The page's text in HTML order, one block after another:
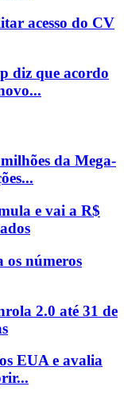
acesso do CV
diz que acordo
da Mega-
e vai a R$
os números
2.0 até 31 de
EUA e avalia